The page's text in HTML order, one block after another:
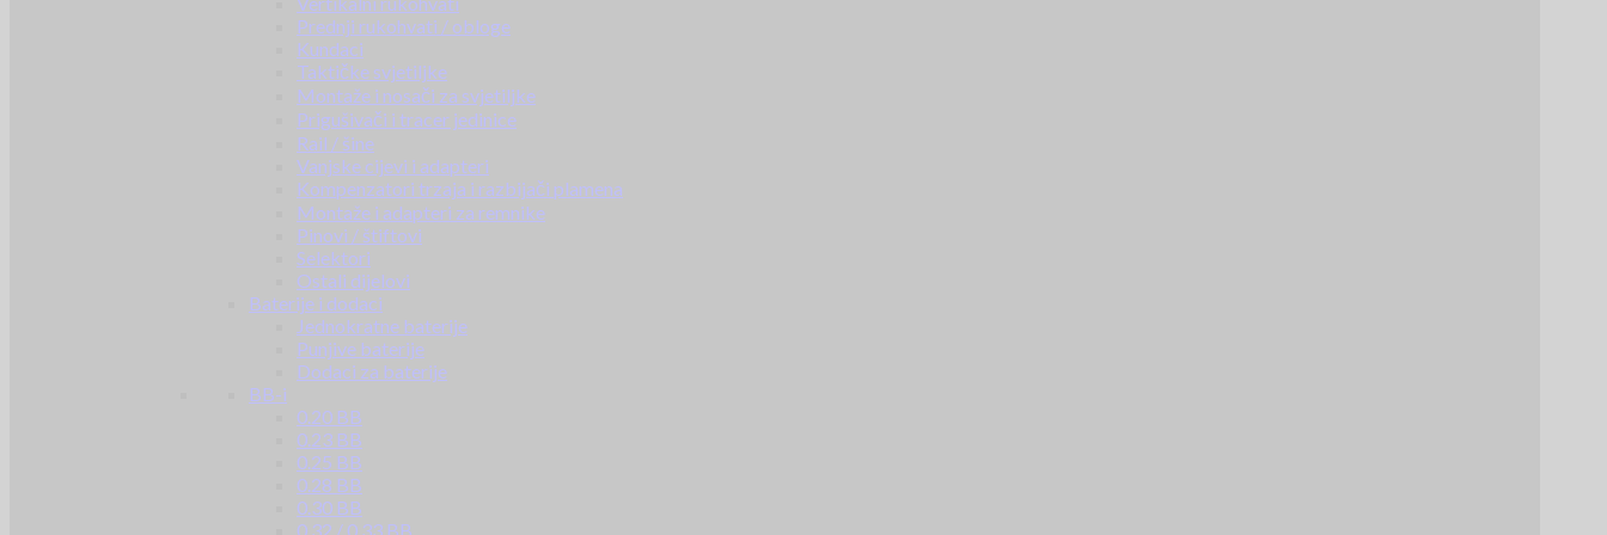
Prednji rukohvati / obloge
Kundaci
Taktičke svjetiljke
Montaže i nosači za svjetiljke
Prigušivači i tracer jedinice
Rail / šine
Vanjske cijevi i adapteri
Kompenzatori trzaja i razbijači plamena
Montaže i adapteri za remnike
Pinovi / štiftovi
Selektori
Ostali dijelovi
Baterije i dodaci
Jednokratne baterije
Punjive baterije
Dodaci za baterije
BB-i
0.20 BB
0.23 BB
0.25 BB
0.28 BB
0.30 BB
0.32 / 0.33 BB